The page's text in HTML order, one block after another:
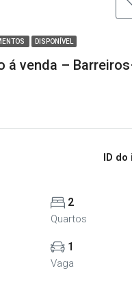
DISPONÍVEL
á venda –
ID do
2
Quartos
1
Vaga